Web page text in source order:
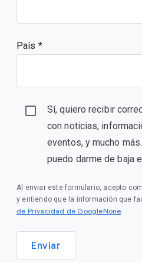
País *
Sí, quiero recibir
con noticias,
eventos, y mucho
puedo darme de baja
Al enviar este formulario, acepto
y entiendo que la información que
de Privacidad de GoogleNone.
Enviar